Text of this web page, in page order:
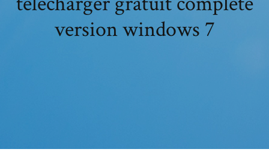
version windows 7